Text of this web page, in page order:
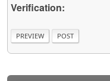
Verification: